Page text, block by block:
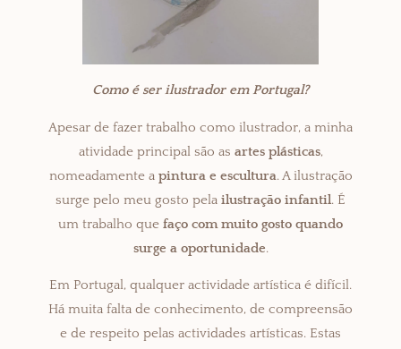
Como é ser ilustrador em Portugal?
Apesar de fazer trabalho como ilustrador, a minha
atividade principal são as artes plásticas,
nomeadamente a pintura e escultura. A ilustração
surge pelo meu gosto pela ilustração infantil. É
um trabalho que faço com muito gosto quando
surge a oportunidade.
Em Portugal, qualquer actividade artística é difícil.
Há muita falta de conhecimento, de compreensão
e de respeito pelas actividades artísticas. Estas